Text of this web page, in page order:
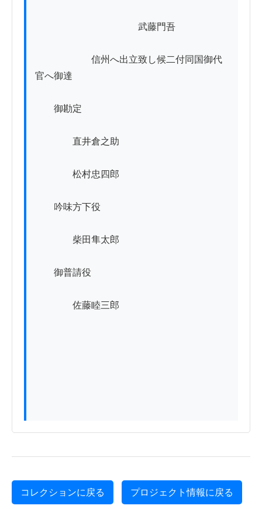
武藤門吾
信州へ出立致し候二付同国御代
官へ御達
御勘定
直井倉之助
松村忠四郎
吟味方下役
柴田隼太郎
御普請役
佐藤睦三郎
コレクションに戻る プロジェクト情報に戻る